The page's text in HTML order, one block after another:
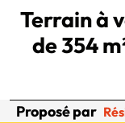
Terrain à
de 354
Proposé par